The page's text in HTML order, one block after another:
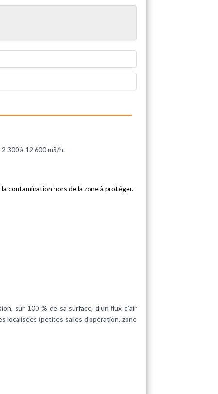
300 à 12 600 m3/h.
contamination hors de la zone à protéger.
sur 100 % de sa surface, d’un ﬂux d’air
(petites salles d’opération, zone